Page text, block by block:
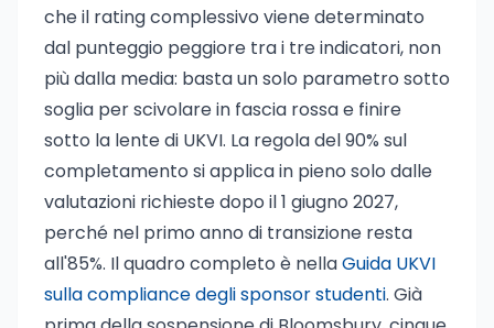
che il rating complessivo viene determinato
dal punteggio peggiore tra i tre indicatori, non
più dalla media: basta un solo parametro sotto
soglia per scivolare in fascia rossa e finire
sotto la lente di UKVI. La regola del 90% sul
completamento si applica in pieno solo dalle
valutazioni richieste dopo il 1 giugno 2027,
perché nel primo anno di transizione resta
all'85%. Il quadro completo è nellaGuida UKVI
sulla compliance degli sponsor studenti. Già